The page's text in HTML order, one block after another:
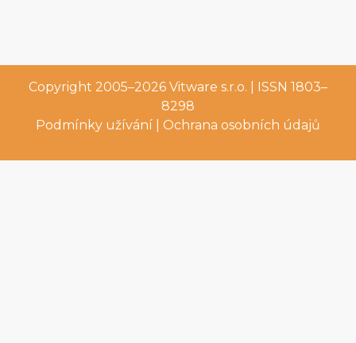
Copyright 2005–2026 Vitware s.r.o. | ISSN 1803–
8298
Podmínky užívání
Ochrana osobních údajů